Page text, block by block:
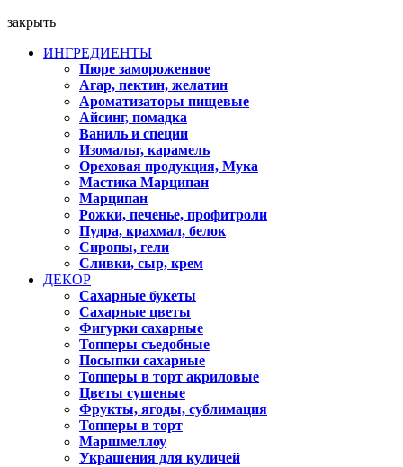
закрыть
ИНГРЕДИЕНТЫ
Пюре замороженное
Агар, пектин, желатин
Ароматизаторы пищевые
Айсинг, помадка
Ваниль и специи
Изомальт, карамель
Ореховая продукция, Мука
Мастика Марципан
Марципан
Рожки, печенье, профитроли
Пудра, крахмал, белок
Сиропы, гели
Сливки, сыр, крем
ДЕКОР
Сахарные букеты
Сахарные цветы
Фигурки сахарные
Топперы съедобные
Посыпки сахарные
Топперы в торт акриловые
Цветы сушеные
Фрукты, ягоды, сублимация
Топперы в торт
Маршмеллоу
Украшения для куличей